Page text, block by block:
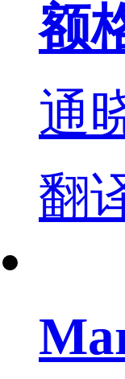
额
通
翻